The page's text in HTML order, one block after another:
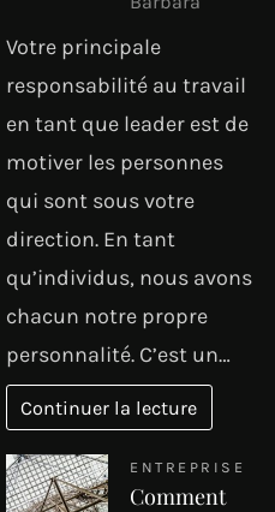
Votre principale
responsabilité au travail
en tant que leader est de
motiver les personnes
qui sont sous votre
direction. En tant
qu’individus, nous avons
chacun notre propre
personnalité. C’est un…
Continuer la lecture
ENTREPRISE
Comment